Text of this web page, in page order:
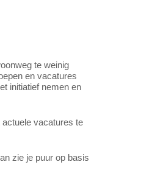
te weinig
en vacatures
initiatief nemen en
vacatures te
zie je puur op basis